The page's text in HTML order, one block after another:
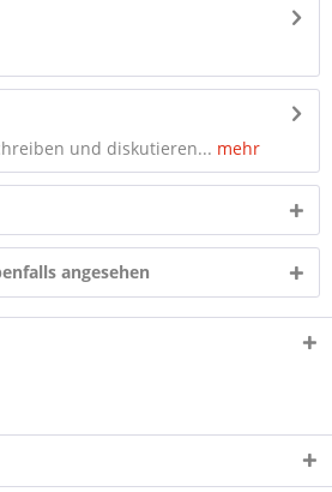
und diskutieren... mehr
angesehen